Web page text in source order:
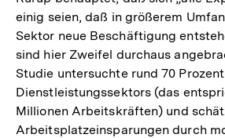
einig seien, daß in größerem
Sektor neue Beschäftigung
sind hier Zweifel durchaus
Studie untersuchte rund 70
Dienstleistungssektors (das
Millionen Arbeitskräften) und
Arbeitsplatzeinsparungen durch